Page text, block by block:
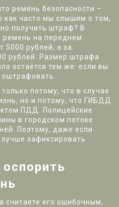
ремень безопасности –
как часто мы слышим о том,
получить штраф? В
ремень на переднем
5000 рублей, а за
рублей. Размер штрафа
остаётся тем же: если вы
оштрафовать.
потому, что в случае
но и потому, что ГИБДД
ПДД. Полицейские
в городском потоке
Поэтому, даже если
зафиксировать
считаете его ошибочным,